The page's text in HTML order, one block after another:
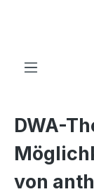
DWA-
von